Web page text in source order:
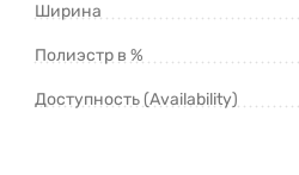
Ширина
Полиэстр в %
Доступность (Availability)